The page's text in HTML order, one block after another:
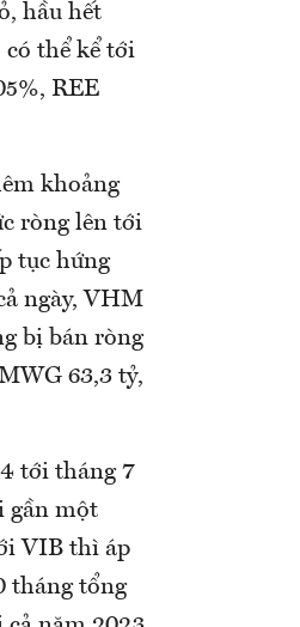
hầu hết
thể kể tới
REE
khoảng
ròng lên tới
tục hứng
ngày, VHM
bị bán ròng
63,3 tỷ,
tới tháng 7
gần một
VIB thì áp
tháng tổng